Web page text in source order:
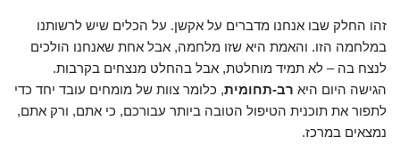
זהו החלק שבו אנחנו מדברים על אקשן. על הכלים שיש לרשותנו
במלחמה הזו. והאמת היא שזו מלחמה, אבל אחת שאנחנו הולכים
לנצח בה – לא תמיד מוחלטת, אבל בהחלט מנצחים בקרבות.
הגישה היום היא רב-תחומית, כלומר צוות של מומחים עובד יחד כדי
לתפור את תוכנית הטיפול הטובה ביותר עבורכם, כי אתם, ורק אתם,
נמצאים במרכז.